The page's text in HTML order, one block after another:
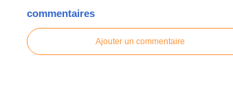
commentaires
Ajouter un commentaire